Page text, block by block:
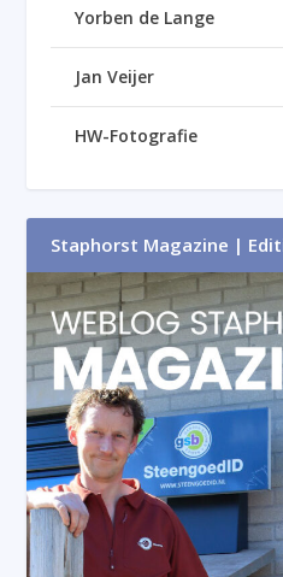
Yorben de Lange
Jan Veijer
HW-Fotografie
Staphorst Magazine |